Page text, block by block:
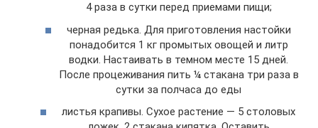
4 раза в сутки перед приемами пищи;
черная редька. Для приготовления настойки
понадобится 1 кг промытых овощей и литр
водки. Настаивать в темном месте 15 дней.
После процеживания пить ¼ стакана три раза в
сутки за полчаса до еды
листья крапивы. Сухое растение — 5 столовых